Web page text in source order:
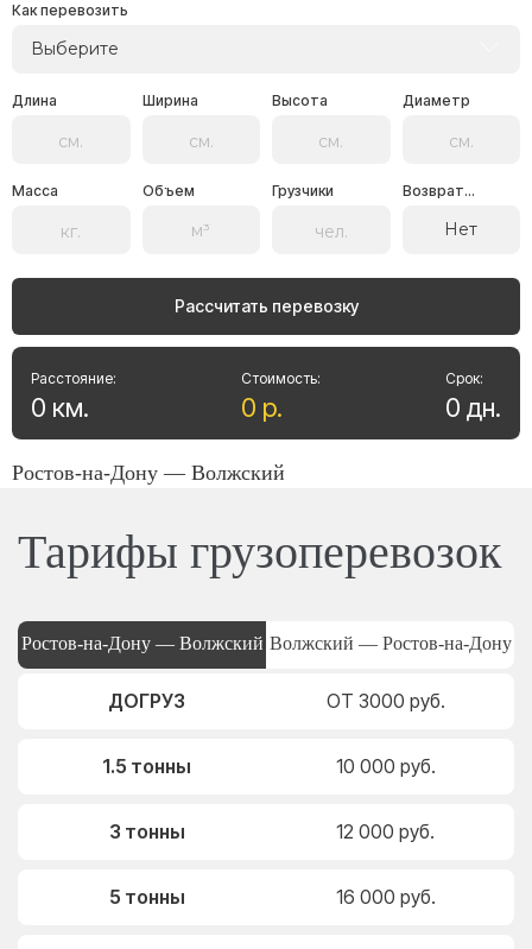
Как перевозить
Выберите
Длина Ширина Высота Диаметр
Масса Объем Грузчики Возврат...
Нет
Рассчитать перевозку
Стоимость:
0 р.
Расстояние:
0 км.
Срок:
0 дн.
Ростов-на-Дону — Волжский
Тарифы грузоперевозок
Ростов-на-Дону — Волжский Волжский — Ростов-на-Дону
ДОГРУЗ ОТ 3000 руб.
1.5 тонны 10 000 руб.
3 тонны 12 000 руб.
5 тонны 16 000 руб.